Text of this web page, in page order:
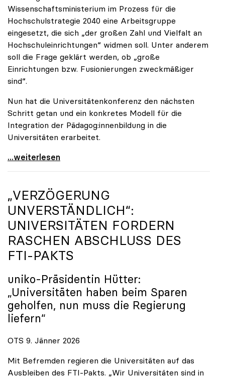
Wissenschaftsministerium im Prozess für die
Hochschulstrategie 2040 eine Arbeitsgruppe
eingesetzt, die sich „der großen Zahl und Vielfalt an
Hochschuleinrichtungen“ widmen soll. Unter anderem
soll die Frage geklärt werden, ob „große
Einrichtungen bzw. Fusionierungen zweckmäßiger
sind“.
Nun hat die Universitätenkonferenz den nächsten
Schritt getan und ein konkretes Modell für die
Integration der Pädagog:innenbildung in die
Universitäten erarbeitet.
Schools of Education an den Universitäten: Für
...weiterlesen
„VERZÖGERUNG
UNVERSTÄNDLICH“:
UNIVERSITÄTEN FORDERN
RASCHEN ABSCHLUSS DES
FTI-PAKTS
uniko-Präsidentin Hütter:
„Universitäten haben beim Sparen
geholfen, nun muss die Regierung
liefern“
OTS 9. Jänner 2026
Mit Befremden regieren die Universitäten auf das
Ausbleiben des FTI-Pakts. „Wir Universitäten sind in